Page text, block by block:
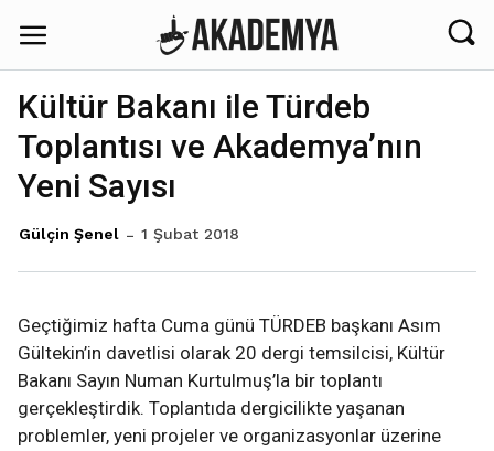
Kültür Bakanı ile Türdeb
Toplantısı ve Akademya’nın
Yeni Sayısı
Gülçin Şenel 1 Şubat 2018
Geçtiğimiz hafta Cuma günü TÜRDEB başkanı Asım
Gültekin’in davetlisi olarak 20 dergi temsilcisi, Kültür
Bakanı Sayın Numan Kurtulmuş’la bir toplantı
gerçekleştirdik. Toplantıda dergicilikte yaşanan
problemler, yeni projeler ve organizasyonlar üzerine